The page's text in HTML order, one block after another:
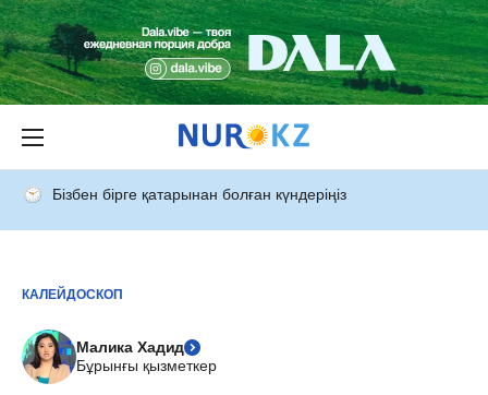
Бізбен бірге қатарынан болған күндеріңіз
КАЛЕЙДОСКОП
Малика Хадид
Бұрынғы қызметкер